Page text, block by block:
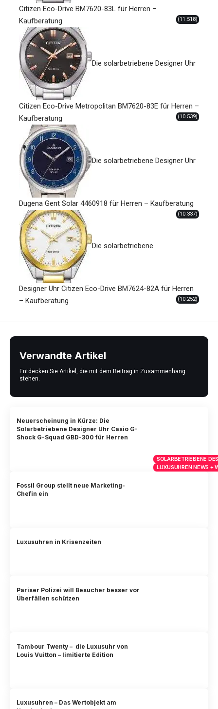
Citizen Eco-Drive BM7620-83L für Herren –
Kaufberatung
(11.518)
Die solarbetriebene Designer Uhr
Citizen Eco-Drive Metropolitan BM7620-83E für Herren –
Kaufberatung
(10.539)
Die solarbetriebene Designer Uhr
Dugena Gent Solar 4460918 für Herren – Kaufberatung
(10.337)
Die solarbetriebene
Designer Uhr Citizen Eco-Drive BM7624-82A für Herren
– Kaufberatung
(10.252)
Verwandte Artikel
Entdecken Sie Artikel, die mit dem Beitrag in Zusammenhang
stehen.
SOLARBETRIEBENE
LUXUSUHREN NEWS +
Neuerscheinung in Kürze: Die
Solarbetriebene Designer Uhr Casio G-
Shock G-Squad GBD-300 für Herren
Fossil Group stellt neue Marketing-
Chefin ein
Luxusuhren in Krisenzeiten
Pariser Polizei will Besucher besser vor
Überfällen schützen
Tambour Twenty – die Luxusuhr von
Louis Vuitton – limitierte Edition
Luxusuhren – Das Wertobjekt am